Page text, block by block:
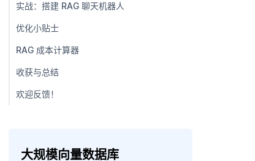
实战：搭建 RAG 聊天机器人
优化小贴士
RAG 成本计算器
收获与总结
欢迎反馈！
大规模向量数据库